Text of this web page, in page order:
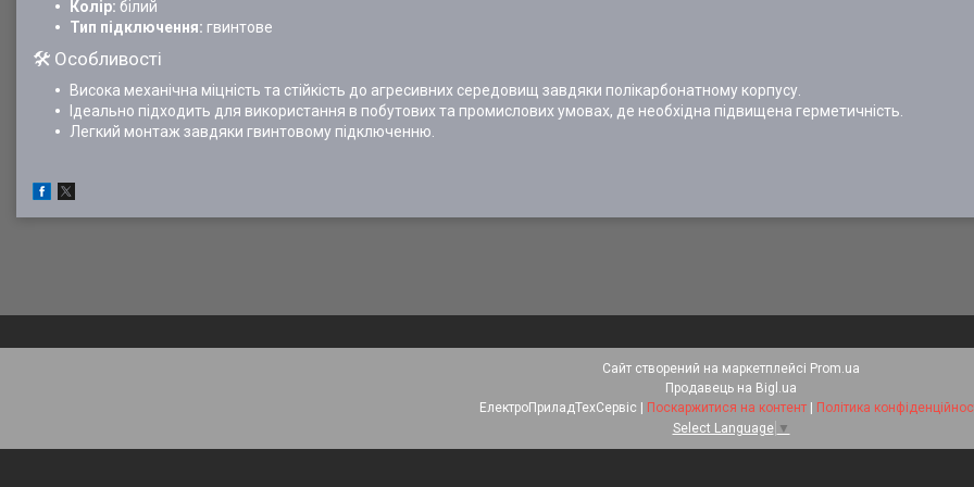
Колір: білий
Тип підключення: гвинтове
🛠️ Особливості
Висока механічна міцність та стійкість до агресивних середовищ завдяки полікарбонатному корпусу.
Ідеально підходить для використання в побутових та промислових умовах, де необхідна підвищена герметичність.
Легкий монтаж завдяки гвинтовому підключенню.
Сайт створений на маркетплейсі Prom.ua
Продавець на Bigl.ua
Поскаржитися на контент
Політика
Select Language ▼